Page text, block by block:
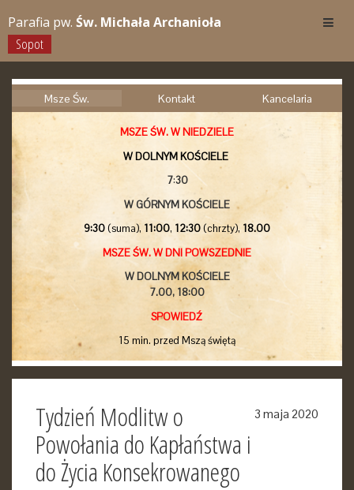
Parafia pw. Św. Michała Archanioła
Sopot
Msze Św. Kontakt Kancelaria
MSZE ŚW. W NIEDZIELE
W DOLNYM KOŚCIELE
7:30
W GÓRNYM KOŚCIELE
9:30(suma), 11:00, 12:30(chrzty), 18.00
MSZE ŚW. W DNI POWSZEDNIE
W DOLNYM KOŚCIELE
7.00, 18:00
SPOWIEDŹ
15 min. przed Mszą świętą
3 maja 2020
Tydzień Modlitw o
Powołania do Kapłaństwa i
do Życia Konsekrowanego